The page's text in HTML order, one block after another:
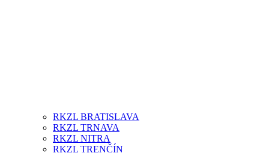
RKZL BRATISLAVA
RKZL TRNAVA
RKZL NITRA
RKZL TRENČÍN